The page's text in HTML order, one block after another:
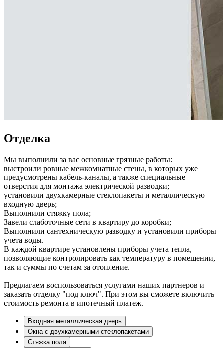
Отделка
Мы выполнили за вас основные грязные работы:
выстроили ровные межкомнатные стены, в которых уже
предусмотрены кабель-каналы, а также специальные
отверстия для монтажа электрической разводки;
установили двухкамерные стеклопакеты и металлическую
входную дверь;
Выполнили стяжку пола;
Завели слаботочные сети в квартиру до коробки;
Выполнили сантехническую разводку и установили приборы
учета воды.
В каждой квартире установлены приборы учета тепла,
позволяющие контролировать как температуру в помещении,
так и суммы по счетам за отопление.
Предлагаем воспользоваться услугами наших партнеров и
заказать отделку "под ключ". При этом вы сможете включить
стоимость ремонта в ипотечный платеж.
Входная металлическая дверь
Окна с двухкамерными стеклопакетами
Стяжка пола